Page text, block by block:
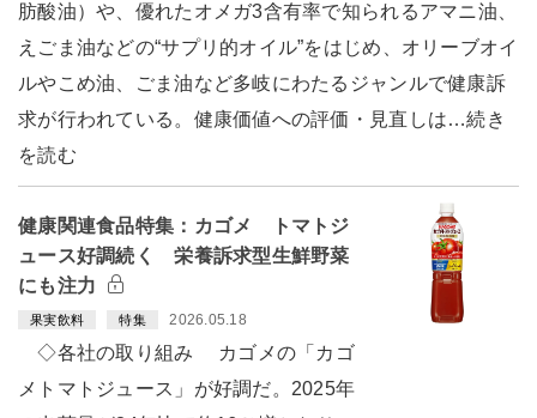
肪酸油）や、優れたオメガ3含有率で知られるアマニ油、
えごま油などの“サプリ的オイル”をはじめ、オリーブオイ
ルやこめ油、ごま油など多岐にわたるジャンルで健康訴
求が行われている。健康価値への評価・見直しは…続き
を読む
健康関連食品特集：カゴメ トマトジ
ュース好調続く 栄養訴求型生鮮野菜
にも注力
果実飲料 特集 2026.05.18
◇各社の取り組み カゴメの「カゴ
メトマトジュース」が好調だ。2025年